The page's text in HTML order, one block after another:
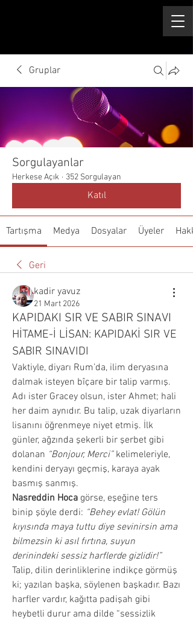
Gruplar
Sorgulayanlar
Herkese Açık · 352 Sorgulayan
Katıl
Tartışma Medya Dosyalar Üyeler
Geri
kadir yavuz
21 Mart 2026
KAPIDAKI SIR VE SABIR SINAVI
HİTAME-İ LİSAN: KAPIDAKİ SIR VE
SABIR SINAVIDI
Vaktiyle, diyarı Rum’da, ilim deryasına
dalmak isteyen bîçare bir talip varmış.
Adı ister Gracey olsun, ister Ahmet; hali
her daim aynıdır. Bu talip, uzak diyarların
lisanını öğrenmeye niyet etmiş. İlk
günler, ağzında şekerli bir şerbet gibi
dolanan “Bonjour, Merci” kelimeleriyle,
kendini deryayı geçmiş, karaya ayak
basmış sanmış.
Nasreddin Hoca görse, eşeğine ters
binip şöyle derdi: “Behey evlat! Gölün
kıyısında maya tuttu diye sevinirsin ama
bilmezsin ki asıl fırtına, suyun
derinindeki sessiz harflerde gizlidir!”
Talip, dilin derinliklerine indikçe görmüş
ki; yazılan başka, söylenen başkadır. Bazı
harfler vardır, kağıtta padişah gibi
heybetli durur ama dilde “sessizlik